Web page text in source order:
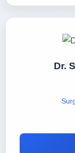
Dr.